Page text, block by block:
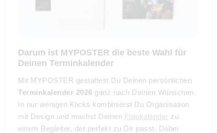
Darum ist MYPOSTER die beste Wahl für
Deinen Terminkalender
Mit MYPOSTER gestaltest Du Deinen persönlichen
Terminkalender 2026 ganz nach Deinen Wünschen.
In nur wenigen Klicks kombinierst Du Organisation
mit Design und machst Deinen Fotokalender zu
einem Begleiter, der perfekt zu Dir passt. Dabei